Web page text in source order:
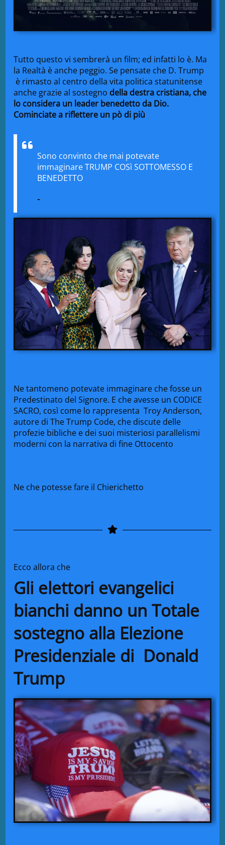
Tutto questo vi sembrerà un film; ed infatti lo è. Ma
la Realtà è anche peggio. Se pensate che D. Trump
è rimasto al centro della vita politica statunitense
anche grazie al sostegno della destra cristiana, che
lo considera un leader benedetto da Dio.
Cominciate a riflettere un pò di più
Sono convinto che mai potevate
immaginare TRUMP COSì SOTTOMESSO E
BENEDETTO
-
Ne tantomeno potevate immaginare che fosse un
Predestinato del Signore. E che avesse un CODICE
SACRO, così come lo rappresenta Troy Anderson,
autore di The Trump Code, che discute delle
profezie bibliche e dei suoi misteriosi parallelismi
moderni con la narrativa di fine Ottocento
Ne che potesse fare il Chierichetto
Ecco allora che
Gli elettori evangelici
bianchi danno un Totale
sostegno alla Elezione
Presidenziale di Donald
Trump